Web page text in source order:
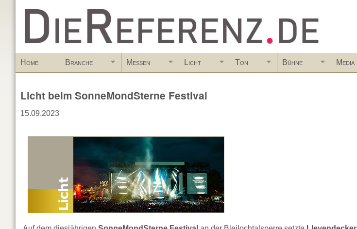
www.DieReferenz.de
Home Branche Messen Licht Ton Bühne Media
Licht beim SonneMondSterne Festival
15.09.2023